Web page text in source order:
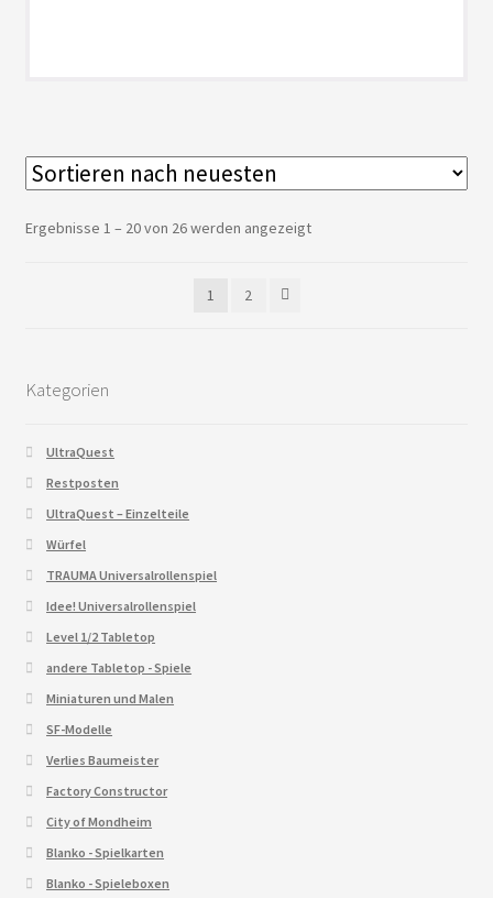
Ergebnisse 1 – 20 von 26 werden angezeigt
1 2
Kategorien
UltraQuest
Restposten
UltraQuest – Einzelteile
Würfel
TRAUMA Universalrollenspiel
Idee! Universalrollenspiel
Level 1/2 Tabletop
andere Tabletop - Spiele
Miniaturen und Malen
SF-Modelle
Verlies Baumeister
Factory Constructor
City of Mondheim
Blanko - Spielkarten
Blanko - Spieleboxen